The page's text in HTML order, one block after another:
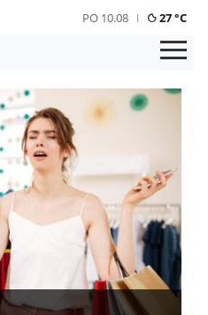
PO 10.08 27 °C